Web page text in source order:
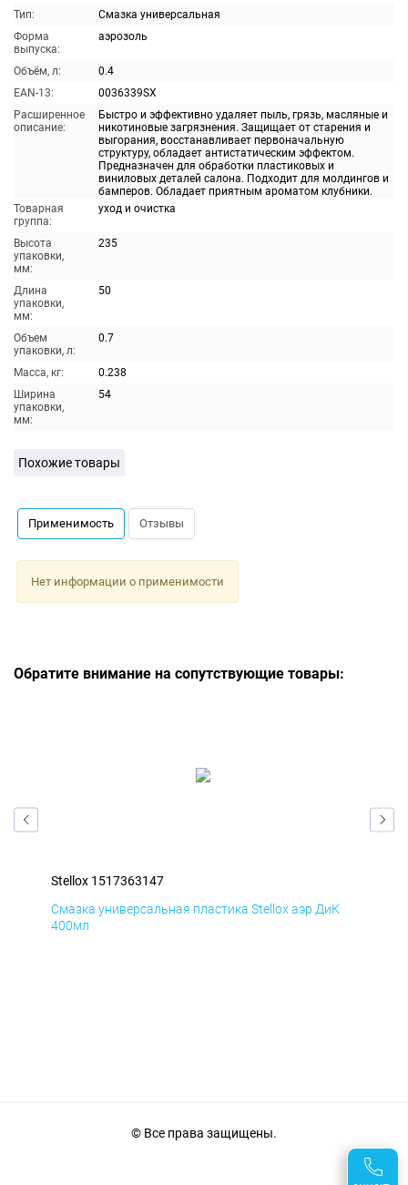
Тип:
Смазка универсальная
Форма
выпуска:
аэрозоль
Объём, л:
0.4
EAN-13:
0036339SX
Расширенное
описание:
Быстро и эффективно удаляет пыль, грязь, масляные и
никотиновые загрязнения. Защищает от старения и
выгорания, восстанавливает первоначальную
структуру, обладает антистатическим эффектом.
Предназначен для обработки пластиковых и
виниловых деталей салона. Подходит для молдингов и
бамперов. Обладает приятным ароматом клубники.
Товарная
группа:
уход и очистка
Высота
упаковки,
мм:
235
Длина
упаковки,
мм:
50
Объем
упаковки, л:
0.7
Масса, кг:
0.238
Ширина
упаковки,
мм:
54
Похожие товары
Применимость Отзывы
Нет информации о применимости
Обратите внимание на сопутствующие товары:
Stellox 1517363147
Смазка универсальная пластика Stellox аэр ДиК
400мл
© Все права защищены.